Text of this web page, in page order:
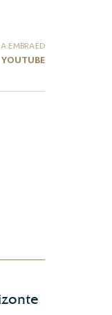
EMBRAED
YOUTUBE